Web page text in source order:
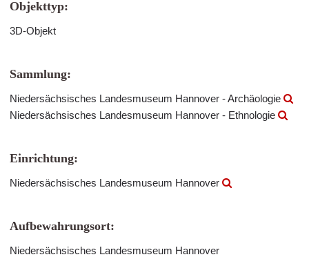
Objekttyp:
3D-Objekt
Sammlung:
Niedersächsisches Landesmuseum Hannover - Archäologie
Niedersächsisches Landesmuseum Hannover - Ethnologie
Einrichtung:
Niedersächsisches Landesmuseum Hannover
Aufbewahrungsort:
Niedersächsisches Landesmuseum Hannover